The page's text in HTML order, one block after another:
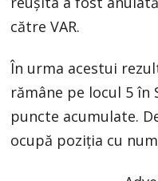
către VAR.
În urma acestui
rămâne pe locul 5 în
puncte acumulate.
ocupă poziția cu